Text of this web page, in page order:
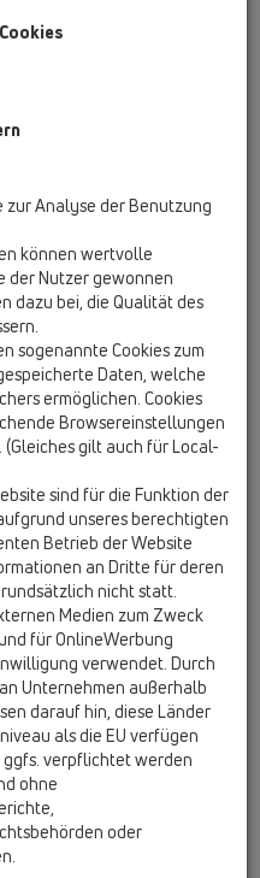
ab 12:00
ab 12:00
ab 12:00
Innotec
Lechner Vorstellung der
und die richtige
Vortrag zum Thema "3
- (Verbund)-Abdichtung -
silikonieren
und fachgerechte
mit Jause
deinen Platz in diesem
auf dein Kommen!
Analyse der Benutzung
können wertvolle
der Nutzer gewonnen
dazu bei, die Qualität des
sogenannte Cookies zum
Daten, welche
ermöglichen. Cookies
Browsereinstellungen
gilt auch für Local-
sind für die Funktion der
unseres berechtigten
Betrieb der Website
an Dritte für deren
nicht statt.
Medien zum Zweck
für OnlineWerbung
verwendet. Durch
Unternehmen außerhalb
darauf hin, diese Länder
als die EU verfügen
verpflichtet werden
ohne
oder